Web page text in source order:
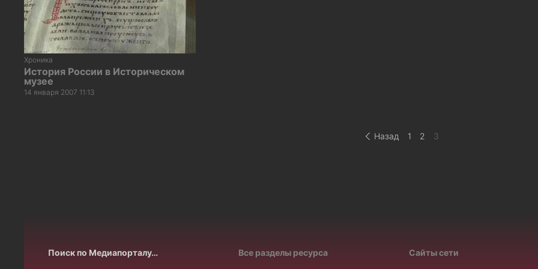
Хроника
История России в Историческом
музее
14 января 2007 11:13
Назад 1 2 3
Поиск по Медиапорталу… Все разделы ресурса Сайты сети